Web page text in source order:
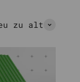
zu alt